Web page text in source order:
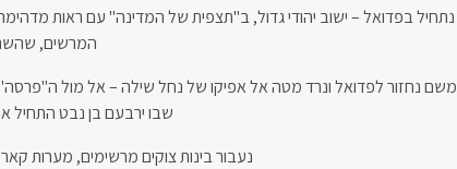
נתחיל בפדואל – ישוב יהודי גדול, ב"תצפית של המדינה" עם ראות
המרשים,
משם נחזור לפדואל ונרד מטה אל אפיקו של נחל שילה – אל מול
שבו ירבעם בן נבט
נעבור בינות צוקים מרשימים, מערות